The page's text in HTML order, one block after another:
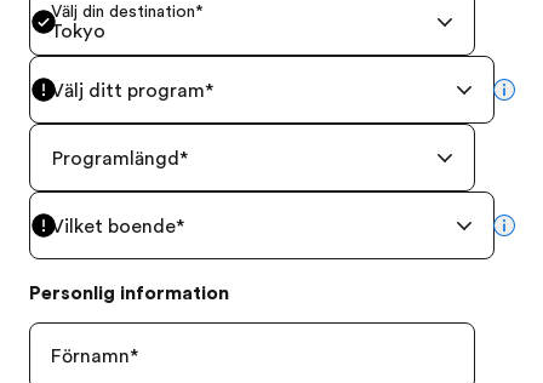
Välj din destination*
Tokyo
Välj ditt program*
Programlängd*
Vilket boende*
Personlig information
Förnamn*